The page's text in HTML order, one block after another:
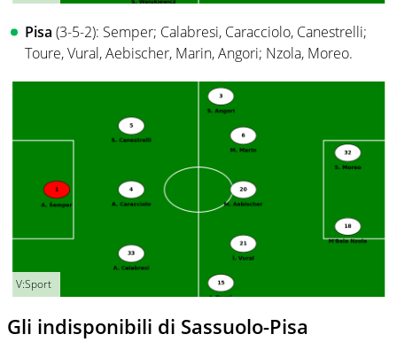
Pisa (3-5-2): Semper; Calabresi, Caracciolo, Canestrelli;
Toure, Vural, Aebischer, Marin, Angori; Nzola, Moreo.
V:Sport
Gli indisponibili di Sassuolo-Pisa